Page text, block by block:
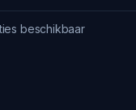
beschikbaar